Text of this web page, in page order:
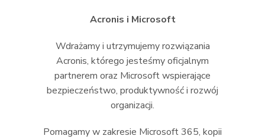
Acronis i Microsoft
Wdrażamy i utrzymujemy rozwiązania
Acronis, którego jesteśmy oficjalnym
partnerem oraz Microsoft wspierające
bezpieczeństwo, produktywność i rozwój
organizacji.
Pomagamy w zakresie Microsoft 365, kopii